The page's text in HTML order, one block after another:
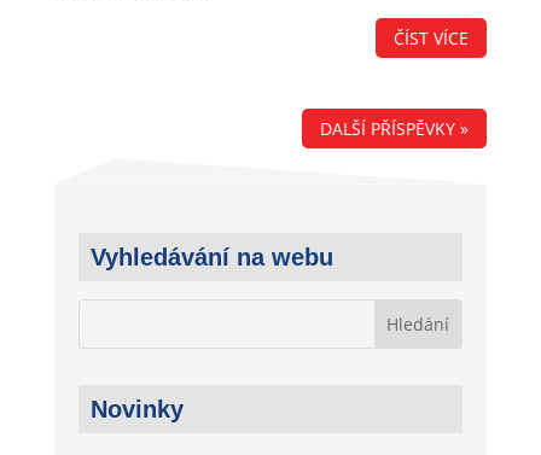
ČÍST VÍCE
DALŠÍ PŘÍSPĚVKY »
Vyhledávání na webu
Novinky